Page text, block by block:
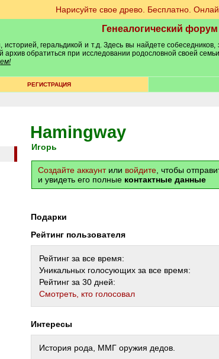
Нарисуйте свое древо. Бесплатно.
Генеалогический
геральдикой и т.д. Здесь вы найдете
обратиться при исследовании родословной своей
РЕГИСТРАЦИЯ
Hamingway
Игорь
Создайте аккаунтили войдите , чтобы
и увидеть его полные контактные данные
Подарки
Рейтинг пользователя
Рейтинг за все время:
Уникальных голосующих за все время:
Рейтинг за 30 дней:
Cмотреть, кто голосовал
Интересы
История рода, ММГ оружия дедов.